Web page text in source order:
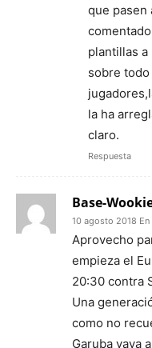
que pasen
plantillas
sobre
la ha
claro.
Respuesta
Base-
10 agosto 2018 En
Aprovecho
empieza el
20:30 contra
Una
como no
Garuba vaya